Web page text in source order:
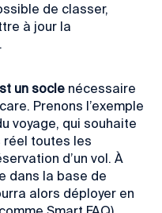
de classer,
à jour la
un socle nécessaire
Prenons l’exemple
voyage, qui souhaite
réel toutes les
d’un vol. À
dans la base de
alors déployer en